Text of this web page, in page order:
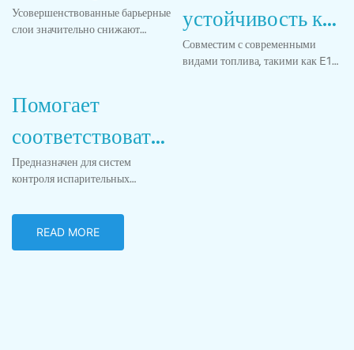
Усовершенствованные барьерные
слои значительно снижают
устойчивость к
топливу,
Совместим с современными
видами топлива, такими как E10,
Помогает
соответствовать
современным
выбросов
Предназначен для систем
контроля испарительных
стандартам EPA, CARB и другим
современным экологическим
READ MORE